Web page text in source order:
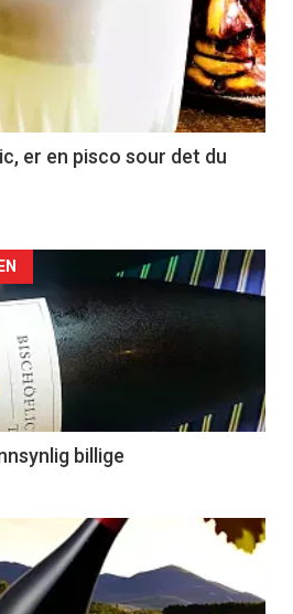
er en pisco sour det du
billige